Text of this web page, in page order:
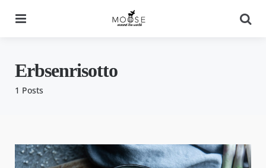
1 Posts
Erbsenrisotto